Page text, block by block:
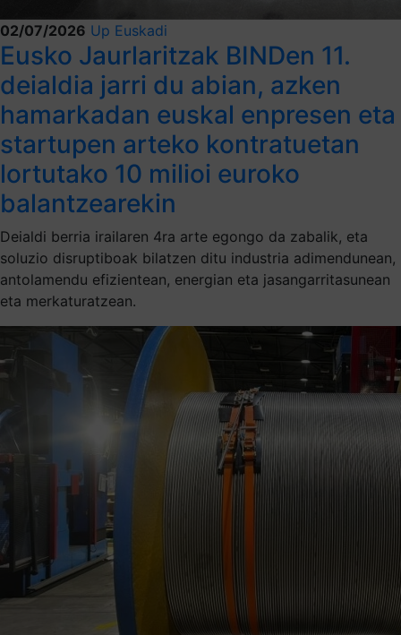
02/07/2026 Up Euskadi
Eusko Jaurlaritzak BINDen 11.
deialdia jarri du abian, azken
hamarkadan euskal enpresen eta
startupen arteko kontratuetan
lortutako 10 milioi euroko
balantzearekin
Deialdi berria irailaren 4ra arte egongo da zabalik, eta
soluzio disruptiboak bilatzen ditu industria adimendunean,
antolamendu efizientean, energian eta jasangarritasunean
eta merkaturatzean.